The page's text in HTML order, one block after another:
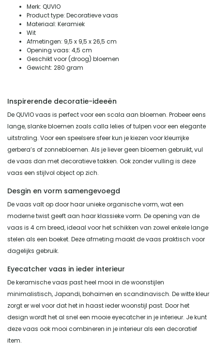
Merk: QUVIO
Product type: Decoratieve vaas
Materiaal: Keramiek
Wit
Afmetingen: 9,5 x 9,5 x 26,5 cm
Opening vaas: 4,5 cm
Geschikt voor (droog) bloemen
Gewicht: 280 gram
Inspirerende decoratie-ideeën
De QUVIO vaas is perfect voor een scala aan bloemen. Probeer eens
lange, slanke bloemen zoals calla lelies of tulpen voor een elegante
uitstraling. Voor een speelsere sfeer kun je kiezen voor kleurrijke
gerbera’s of zonnebloemen. Als je liever geen bloemen gebruikt, vul
de vaas dan met decoratieve takken. Ook zonder vulling is deze
vaas een stijlvol object op zich.
Desgin en vorm samengevoegd
De vaas valt op door haar unieke organische vorm, wat een
moderne twist geeft aan haar klassieke vorm. De opening van de
vaas is 4 cm breed, ideaal voor het schikken van zowel enkele lange
stelen als een boeket. Deze afmeting maakt de vaas praktisch voor
dagelijks gebruik.
Eyecatcher vaas in ieder interieur
De keramische vaas past heel mooi in de woonstijlen
minimalistisch, Japandi, bohaimen en scandinavisch. De witte kleur
zorgt er wel voor dat het in haast ieder woonstijl past. Door het
design wordt het al snel een mooie eyecatcher in je interieur. Je kunt
deze vaas ook mooi combineren in je interieur als een decoratief
item.